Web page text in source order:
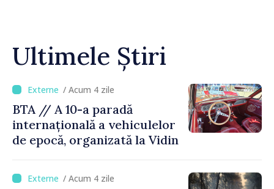
Ultimele Știri
/ Acum 4 zile
BTA // A 10-a paradă
internațională a vehiculelor
de epocă, organizată la Vidin
/ Acum 4 zile